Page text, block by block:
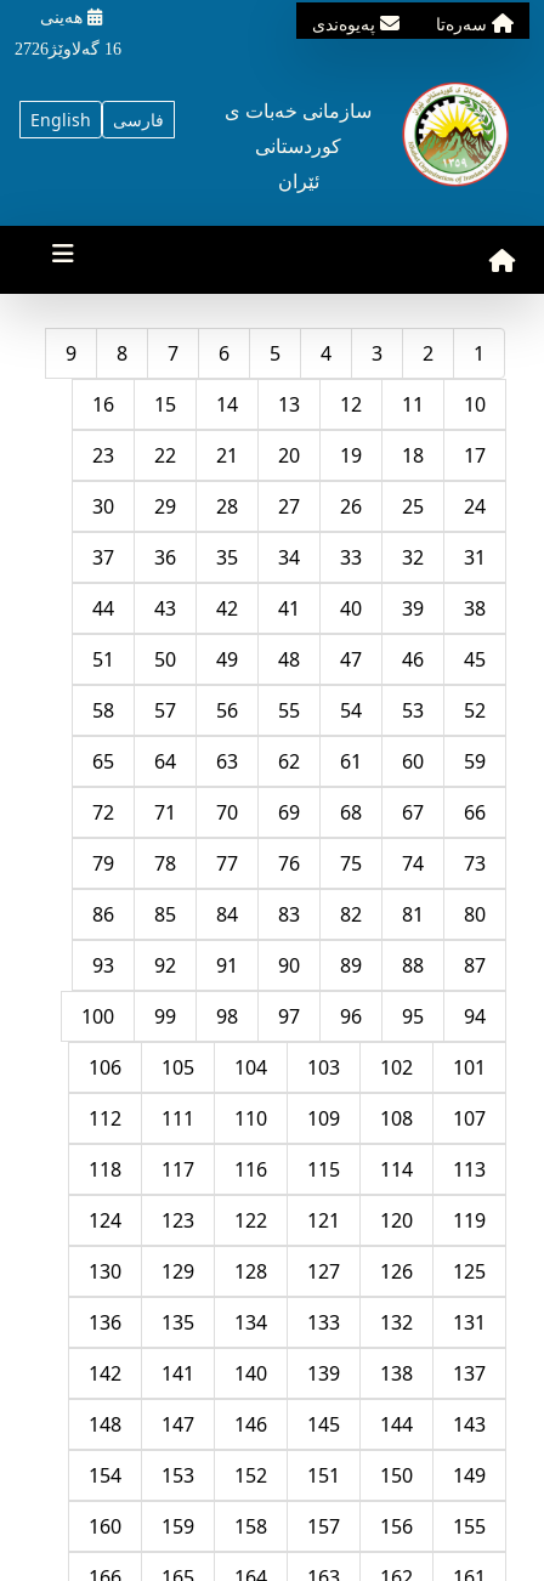
سه‌ره‌تا په‌یوه‌ندی
هه‌ینی
16 گه‌لاوێژ2726
English فارسی
سازمانی خه‌بات ی
کوردستانی
ئێران
1
2
3
4
5
6
7
8
9
10
11
12
13
14
15
16
17
18
19
20
21
22
23
24
25
26
27
28
29
30
31
32
33
34
35
36
37
38
39
40
41
42
43
44
45
46
47
48
49
50
51
52
53
54
55
56
57
58
59
60
61
62
63
64
65
66
67
68
69
70
71
72
73
74
75
76
77
78
79
80
81
82
83
84
85
86
87
88
89
90
91
92
93
94
95
96
97
98
99
100
101
102
103
104
105
106
107
108
109
110
111
112
113
114
115
116
117
118
119
120
121
122
123
124
125
126
127
128
129
130
131
132
133
134
135
136
137
138
139
140
141
142
143
144
145
146
147
148
149
150
151
152
153
154
155
156
157
158
159
160